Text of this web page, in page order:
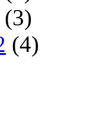
(3)
(4)